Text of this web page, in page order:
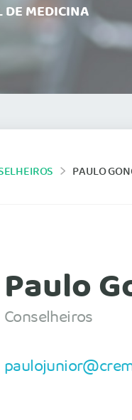
DE MEDICINA
PAULO
Paulo
Conselheiros